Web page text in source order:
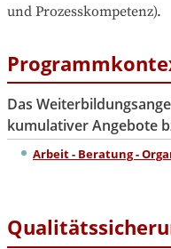
und Prozesskompetenz).
Das
kumulativer Angebote
Arbeit - Beratung -